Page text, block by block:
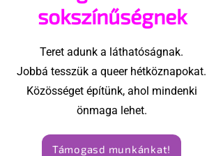
sokszínűségnek
Teret adunk a láthatóságnak.
Jobbá tesszük a queer hétköznapokat.
Közösséget építünk, ahol mindenki
önmaga lehet.
Támogasd munkánkat!